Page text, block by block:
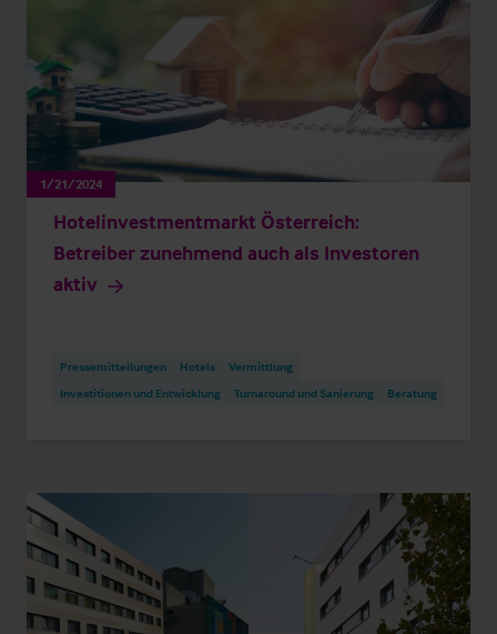
1/21/2024
Hotelinvestmentmarkt Österreich:
Betreiber zunehmend auch als Investoren
aktiv
Pressemitteilungen Hotels
Vermittlung
Investitionen und Entwicklung
Turnaround und Sanierung Beratung